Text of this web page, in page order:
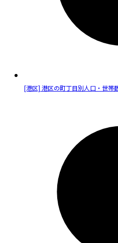
[港区] 港区の町丁目別人口・世帯